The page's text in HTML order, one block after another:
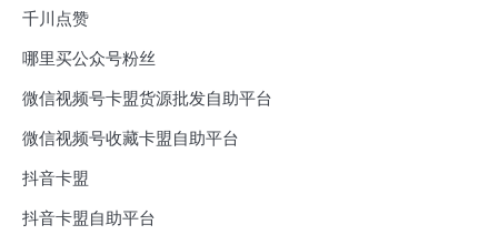
千川点赞
哪里买公众号粉丝
微信视频号卡盟货源批发自助平台
微信视频号收藏卡盟自助平台
抖音卡盟
抖音卡盟自助平台